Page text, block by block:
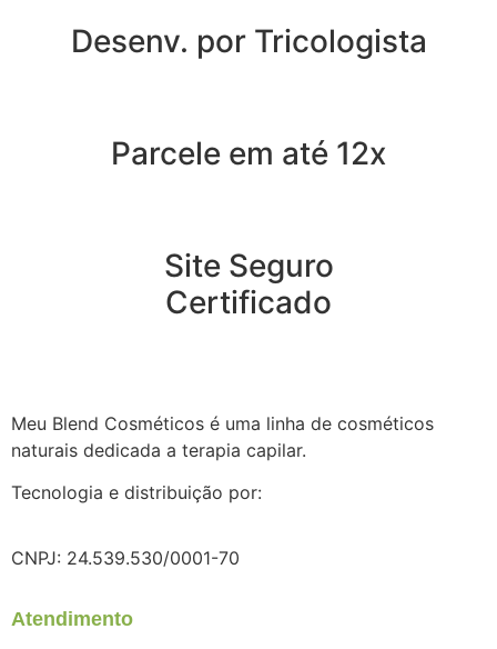
Desenv. por Tricologista
Parcele em até 12x
Site Seguro
Certificado
Meu Blend Cosméticos é uma linha de cosméticos
naturais dedicada a terapia capilar.
Tecnologia e distribuição por:
CNPJ: 24.539.530/0001-70
Atendimento